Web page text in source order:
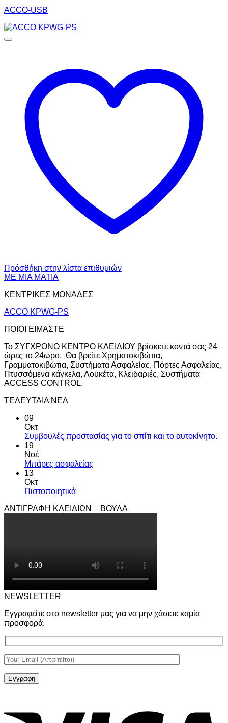
ACCO-USB
Πρόσθήκη στην λίστα επιθυμιών
ΜΕ ΜΙΑ ΜΑΤΙΑ
ΚΕΝΤΡΙΚΕΣ ΜΟΝΑΔΕΣ
ACCO KPWG-PS
ΠΟΙΟΙ ΕΙΜΑΣΤΕ
Το ΣΥΓΧΡΟΝΟ ΚΕΝΤΡΟ ΚΛΕΙΔΙΟΥ βρίσκετε κοντά σας 24
ώρες το 24ωρο. Θα βρείτε Χρηματοκιβώτια,
Γραμματοκιβώτια, Συστήματα Ασφαλείας, Πόρτες Ασφαλείας,
Πτυσσόμενα κάγκελα, Λουκέτα, Κλειδαριές, Συστήματα
ACCESS CONTROL.
ΤΕΛΕΥΤΑΙΑ ΝΕΑ
09
Οκτ
Συμβουλές προστασίας για το σπίτι και το αυτοκίνητο.
19
Νοέ
Μπάρες ασφαλείας
13
Οκτ
Πιστοποιητικά
ΑΝΤΙΓΡΑΦΗ ΚΛΕΙΔΙΩΝ – ΒΟΥΛΑ
NEWSLETTER
Εγγραφείτε στο newsletter μας για να μην χάσετε καμία
προσφορά.